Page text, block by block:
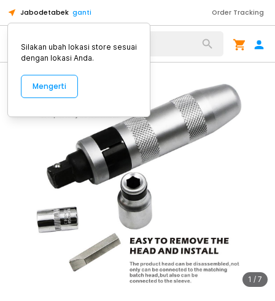
Jabodetabek ganti Order Tracking
Alat Kopi
1 / 7
Silakan ubah lokasi store sesuai
dengan lokasi Anda.
Mengerti